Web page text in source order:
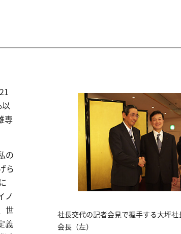
専
の
ら
ノ
世
義
社長交代の記者会見で握手する大坪
会長（左）